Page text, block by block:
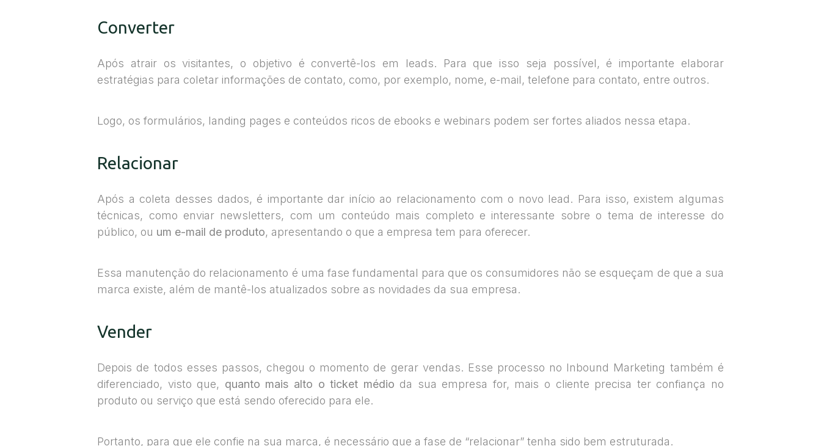
Converter
Após atrair os visitantes, o objetivo é convertê-los em leads. Para que isso seja possível, é importante elaborar
estratégias para coletar informações de contato, como, por exemplo, nome, e-mail, telefone para contato, entre outros.
Logo, os formulários, landing pages e conteúdos ricos de ebooks e webinars podem ser fortes aliados nessa etapa.
Relacionar
Após a coleta desses dados, é importante dar início ao relacionamento com o novo lead. Para isso, existem algumas
técnicas, como enviar newsletters, com um conteúdo mais completo e interessante sobre o tema de interesse do
público, ou um e-mail de produto, apresentando o que a empresa tem para oferecer.
Essa manutenção do relacionamento é uma fase fundamental para que os consumidores não se esqueçam de que a sua
marca existe, além de mantê-los atualizados sobre as novidades da sua empresa.
Vender
Depois de todos esses passos, chegou o momento de gerar vendas. Esse processo no Inbound Marketing também é
diferenciado, visto que, quanto mais alto o ticket médio da sua empresa for, mais o cliente precisa ter confiança no
produto ou serviço que está sendo oferecido para ele.
Portanto, para que ele confie na sua marca, é necessário que a fase de “relacionar” tenha sido bem estruturada.